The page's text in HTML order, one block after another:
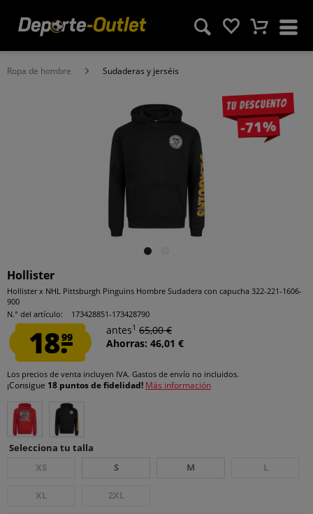
Ropa de hombre Sudaderas y jerséis
Tu descuento
-71%
Hollister
Hollister x NHL Pittsburgh Pinguins Hombre Sudadera con capucha 322-221-1606-
900
N.° del artículo:
173428851-173428790
18.99
antes1 65,00 €
Ahorras: 46,01 €
Los precios de venta incluyen IVA. Gastos de envío no incluidos.
¡Consigue 18 puntos de fidelidad! Más información
Selecciona tu talla
XS
S M L
XL 2XL